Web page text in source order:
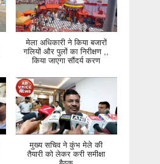
मेला अधिकारी ने किया बजारों
गलियों और पुलों का निरीक्षण ,,
किया जाएगा सौंदर्य करण
मुख्य सचिव ने कुंभ मेले की
तैयारी को लेकर करी समीक्षा